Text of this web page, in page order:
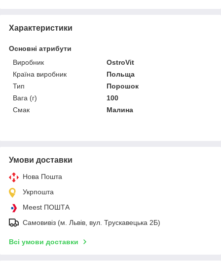
Характеристики
Основні атрибути
Виробник
OstroVit
Країна виробник
Польща
Тип
Порошок
Вага (г)
100
Смак
Малина
Умови доставки
Нова Пошта
Укрпошта
Meest ПОШТА
Самовивіз (м. Львів, вул. Трускавецька 2Б)
Всі умови доставки